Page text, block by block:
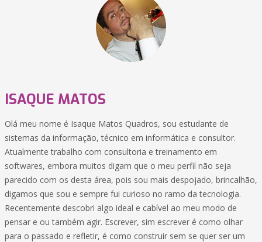
ISAQUE MATOS
Olá meu nome é Isaque Matos Quadros, sou estudante de
sistemas da informação, técnico em informática e consultor.
Atualmente trabalho com consultoria e treinamento em
softwares, embora muitos digam que o meu perfil não seja
parecido com os desta área, pois sou mais despojado, brincalhão,
digamos que sou e sempre fui curioso no ramo da tecnologia.
Recentemente descobri algo ideal e cabível ao meu modo de
pensar e ou também agir. Escrever, sim escrever é como olhar
para o passado e refletir, é como construir sem se quer ser um